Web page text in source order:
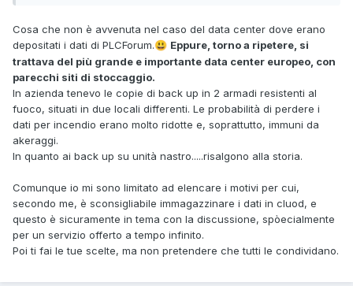
Cosa che non è avvenuta nel caso del data center dove erano
depositati i dati di PLCForum.😃 Eppure, torno a ripetere, si
trattava del più grande e importante data center europeo, con
parecchi siti di stoccaggio.
In azienda tenevo le copie di back up in 2 armadi resistenti al
fuoco, situati in due locali differenti. Le probabilità di perdere i
dati per incendio erano molto ridotte e, soprattutto, immuni da
akeraggi.
In quanto ai back up su unità nastro.....risalgono alla storia.
Comunque io mi sono limitato ad elencare i motivi per cui,
secondo me, è sconsigliabile immagazzinare i dati in cluod, e
questo è sicuramente in tema con la discussione, spòecialmente
per un servizio offerto a tempo infinito.
Poi ti fai le tue scelte, ma non pretendere che tutti le condividano.